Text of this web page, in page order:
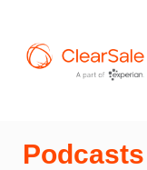
Podcasts